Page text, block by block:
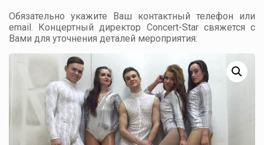
Обязательно укажите Ваш контактный телефон или
email. Концертный директор Concert-Star свяжется с
Вами для уточнения деталей мероприятия: